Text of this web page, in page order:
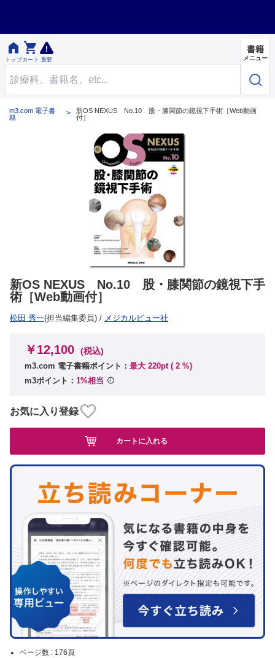

トップ

カート 重要
書籍
メニュー
m3.com 電子書
籍
新OS NEXUS No.10 股・膝関節の鏡視下手術［Web動画
付］
新OS NEXUS No.10 股・膝関節の鏡視下手
術［Web動画付］
松田 秀一(担当編集委員) / メジカルビュー社
ページ数 : 176頁
￥12,100 (税込)
m3.com 電子書籍ポイント： 最大 220pt ( 2 %)
m3ポイント： 1%相当
お気に入り登録
カートに入れる